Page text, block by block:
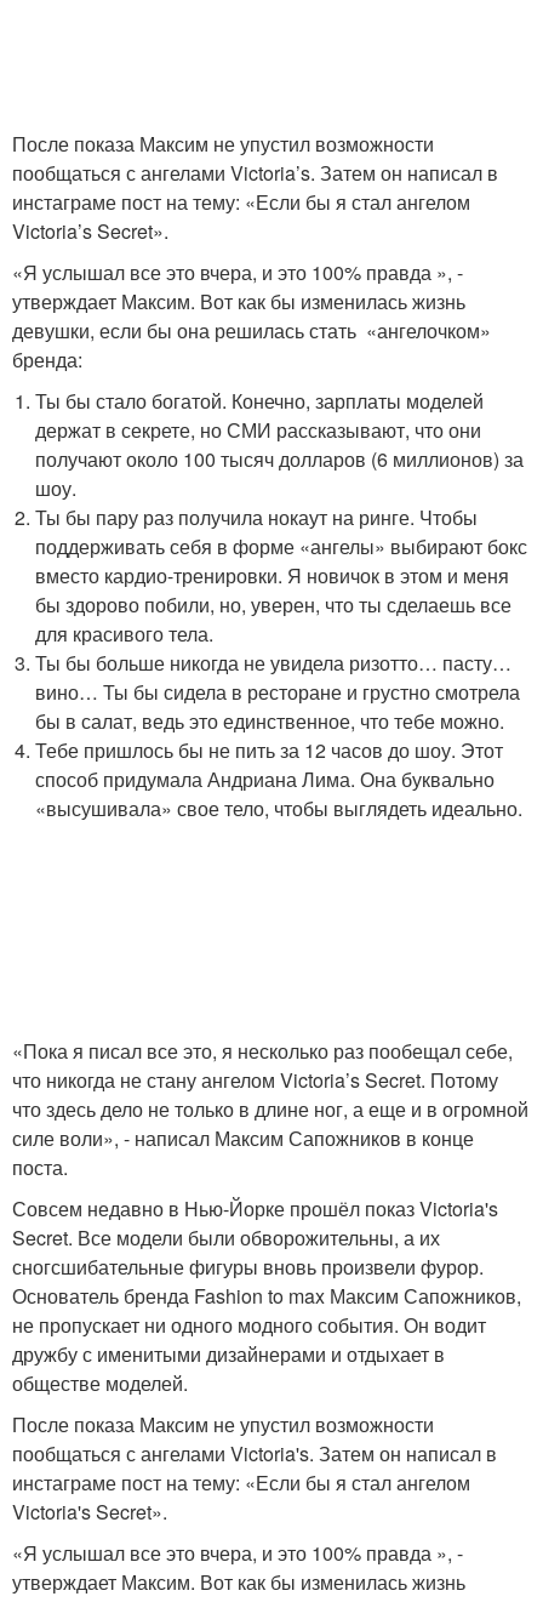
После показа Максим не упустил возможности
пообщаться с ангелами Victoria’s. Затем он написал в
инстаграме пост на тему: «Если бы я стал ангелом
Victoria’s Secret».
«Я услышал все это вчера, и это 100% правда », -
утверждает Максим. Вот как бы изменилась жизнь
девушки, если бы она решилась стать «ангелочком»
бренда:
Ты бы стало богатой. Конечно, зарплаты моделей
держат в секрете, но СМИ рассказывают, что они
получают около 100 тысяч долларов (6 миллионов) за
шоу.
Ты бы пару раз получила нокаут на ринге. Чтобы
поддерживать себя в форме «ангелы» выбирают бокс
вместо кардио-тренировки. Я новичок в этом и меня
бы здорово побили, но, уверен, что ты сделаешь все
для красивого тела.
Ты бы больше никогда не увидела ризотто… пасту…
вино… Ты бы сидела в ресторане и грустно смотрела
бы в салат, ведь это единственное, что тебе можно.
Тебе пришлось бы не пить за 12 часов до шоу. Этот
способ придумала Андриана Лима. Она буквально
«высушивала» свое тело, чтобы выглядеть идеально.
«Пока я писал все это, я несколько раз пообещал себе,
что никогда не стану ангелом Victoria’s Secret. Потому
что здесь дело не только в длине ног, а еще и в огромной
силе воли», - написал Максим Сапожников в конце
поста.
Совсем недавно в Нью-Йорке прошёл показ Victoria's
Secret. Все модели были обворожительны, а их
сногсшибательные фигуры вновь произвели фурор.
Основатель бренда Fashion to max Максим Сапожников,
не пропускает ни одного модного события. Он водит
дружбу с именитыми дизайнерами и отдыхает в
обществе моделей.
После показа Максим не упустил возможности
пообщаться с ангелами Victoria's. Затем он написал в
инстаграме пост на тему: «Если бы я стал ангелом
Victoria's Secret».
«Я услышал все это вчера, и это 100% правда », -
утверждает Максим. Вот как бы изменилась жизнь